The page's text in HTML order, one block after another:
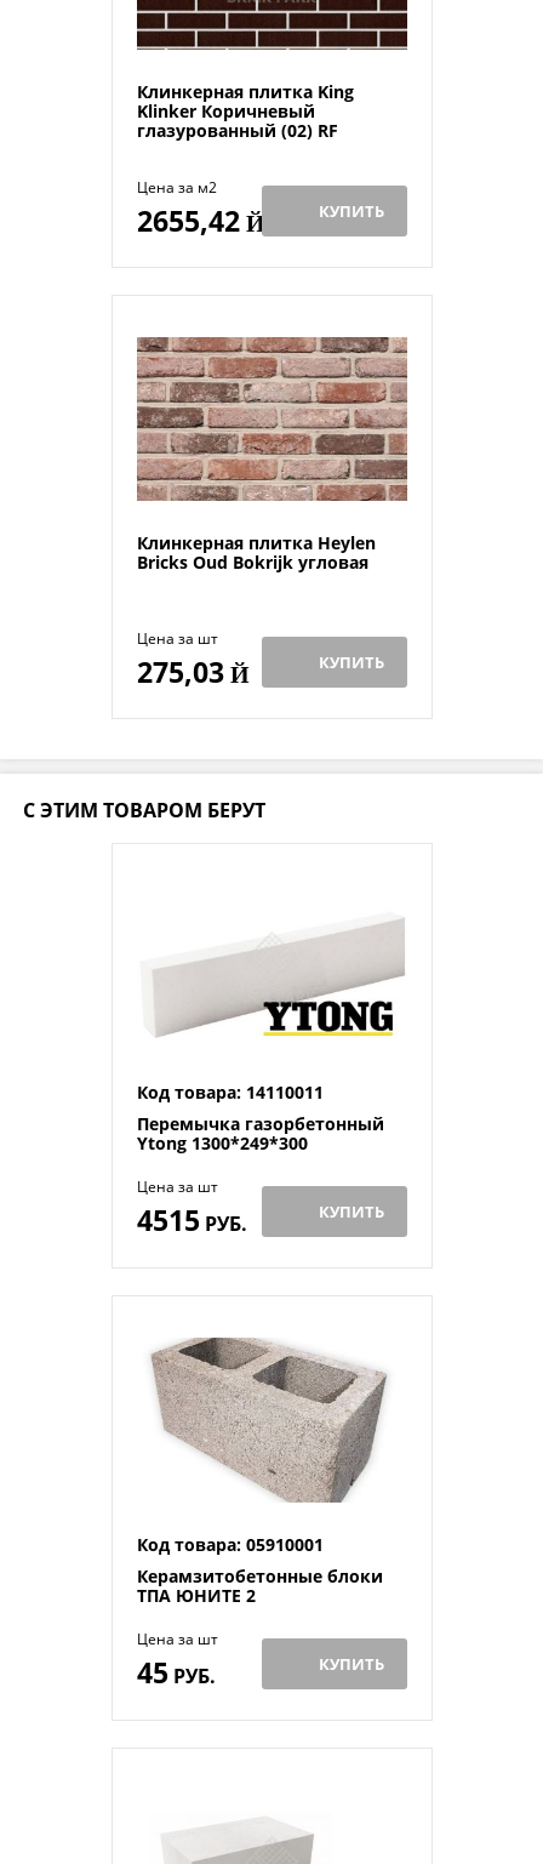
Клинкерная плитка King
Klinker Коричневый
глазурованный (02) RF
Цена за м2
2655,42Й КУПИТЬ
Клинкерная плитка Heylen
Bricks Oud Bokrijk угловая
Цена за шт
275,03Й КУПИТЬ
С ЭТИМ ТОВАРОМ БЕРУТ
Код товара: 14110011
Перемычка газорбетонный
Ytong 1300*249*300
Цена за шт
4515 РУБ. КУПИТЬ
Код товара: 05910001
Керамзитобетонные блоки
ТПА ЮНИТЕ 2
Цена за шт
45 РУБ. КУПИТЬ